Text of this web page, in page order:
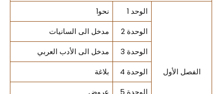
الفصل الأول
الوحد 1 نحو1
الوحدة 2 مدخل الى السانيات
الوحدة 3 مدخل الى الأدب العربي
الوحدة 4 بلاغة
الوحدة 5 عروض